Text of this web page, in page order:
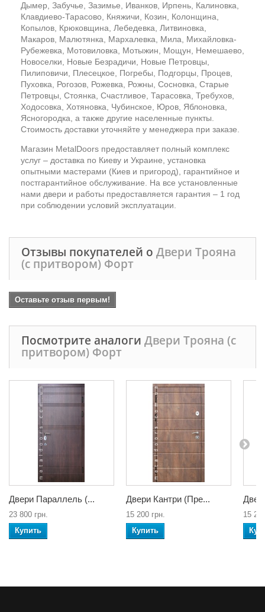
Дымер, Забучье, Зазимье, Иванков, Ирпень, Калиновка,
Клавдиево-Тарасово, Княжичи, Козин, Колонщина,
Копылов, Крюковщина, Лебедевка, Литвиновка,
Макаров, Малютянка, Мархалевка, Мила, Михайловка-
Рубежевка, Мотовиловка, Мотыжин, Мощун, Немешаево,
Новоселки, Новые Безрадичи, Новые Петровцы,
Пилиповичи, Плесецкое, Погребы, Подгорцы, Процев,
Пуховка, Рогозов, Рожевка, Рожны, Сосновка, Старые
Петровцы, Стоянка, Счастливое, Тарасовка, Требухов,
Ходосовка, Хотяновка, Чубинское, Юров, Яблоновка,
Ясногородка, а также другие населенные пункты.
Стоимость доставки уточняйте у менеджера при заказе.
Магазин MetalDoors предоставляет полный комплекс
услуг – доставка по Киеву и Украине, установка
опытными мастерами (Киев и пригород), гарантийное и
постгарантийное обслуживание. На все установленные
нами двери и работы предоставляется гарантия – 1 год
при соблюдении условий эксплуатации.
Отзывы покупателей о Двери Трояна
(с притвором) Форт
Оставьте отзыв первым!
Посмотрите аналоги Двери Трояна (с
притвором) Форт
Двери Параллель (...
23 800 грн.
Купить
Двери Кантри (Пре...
15 200 грн.
Купить
15